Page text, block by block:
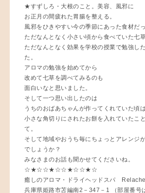
★すずしろ・大根のこと。美容、風邪に
お正月の間疲れた胃腸を整える。
風邪をひきやすい今の季節にあった食材だ
ただなんとなく小さい頃から食べていた七草
ただなんとなく効果を学校の授業で勉強し
た。
アロマの勉強を始めてから
改めて七草を調べてみるのも
面白いなと思いました。
そして一つ思い出したのは
うちのおばあちゃんが作ってくれていた頃は
小さな角切りにされたお餅を入れていたこ
て。
そして地域やおうち毎にちょっとアレンジ
でしょうか？
みなさまのお話も聞かせてくださいね。
☆★☆☆★☆☆★☆☆★☆
癒しのアロマ・ドライヘッドスパ
兵庫県姫路市苫編南2－347－1 （部屋番号